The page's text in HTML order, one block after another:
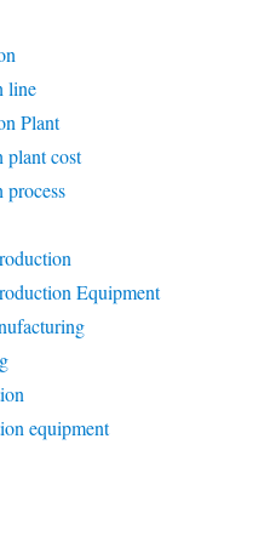
line
Plant
plant cost
Equipment
equipment